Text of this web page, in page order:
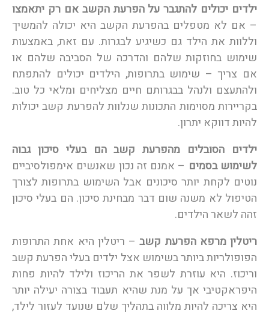
ילדים יכולים להתגבר על הפרעת הקשב אם רק יתאמצו
– אם לא מטפלים בהפרעת הקשב היא יכולה להמשיך
וללוות את הילד גם כשיגיע לבגרות. עם זאת, באמצעות
שימוש בחוזקות שלהם והדרכה של הסביבה שלהם או
אם צריך – שימוש בתרופות, הילדים יכולים להתפתח
ולהתעצם ולנהל בבגרותם חיים מצליחים ומלאי כל טוב.
בקריירות מסוימות התכונות שנלוות להפרעת קשב יכולות
להיות דווקא יתרון.
ילדים הסובלים מהפרעת קשב הם בעלי סיכון גבוה
לשימוש בסמים – אמנם זה נכון שאנשים אימפולסיביים
נוטים לקחת יותר סיכונים אבל השימוש בתרופות לצורך
הטיפול לא משנה שום דבר מבחינת סיכון. הם בעלי סיכון
זהה לשאר הילדים.
ריטלין מרפא הפרעת קשב– ריטלין היא אחת התרופות
הפופולריות ביותר בשימוש אצל ילדים בעלי הפרעת קשב
וריכוז. היא עוזרת לשפר את הריכוז ולילד להיות פחות
היפראקטיבי אך על מנת שהיא תעבוד בצורה יעילה יותר
היא צריכה להיות מלווה בתהליך שלם שנועד לעזור לילד,